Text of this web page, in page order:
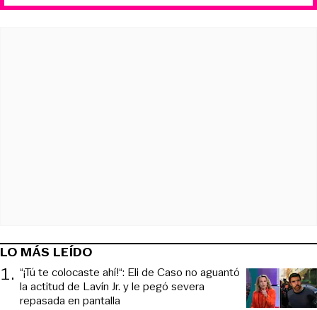
LO MÁS LEÍDO
1. “¡Tú te colocaste ahí!“: Eli de Caso no aguantó
la actitud de Lavín Jr. y le pegó severa
repasada en pantalla